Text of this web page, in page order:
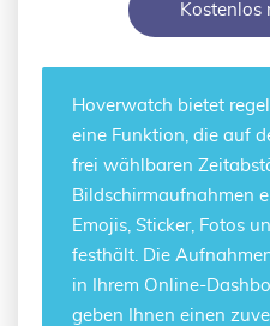
Kostenlos
Hoverwatch bietet
eine Funktion, die auf
frei wählbaren
Bildschirmaufnahmen
Emojis, Sticker, Fotos
festhält. Die
in Ihrem Online-
geben Ihnen einen